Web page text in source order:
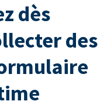
dès
des